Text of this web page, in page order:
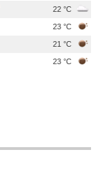
22 °C
23 °C
21 °C
23 °C